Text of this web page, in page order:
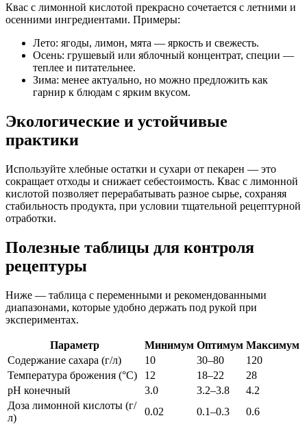
Квас с лимонной кислотой прекрасно сочетается с летними и
осенними ингредиентами. Примеры:
Лето: ягоды, лимон, мята — яркость и свежесть.
Осень: грушевый или яблочный концентрат, специи —
теплее и питательнее.
Зима: менее актуально, но можно предложить как
гарнир к блюдам с ярким вкусом.
Экологические и устойчивые
практики
Используйте хлебные остатки и сухари от пекарен — это
сокращает отходы и снижает себестоимость. Квас с лимонной
кислотой позволяет перерабатывать разное сырье, сохраняя
стабильность продукта, при условии тщательной рецептурной
отработки.
Полезные таблицы для контроля
рецептуры
Ниже — таблица с переменными и рекомендованными
диапазонами, которые удобно держать под рукой при
экспериментах.
Параметр Минимум Оптимум Максимум
Содержание сахара (г/л)
10 30–80
120
Температура брожения (°C)
12 18–22
28
pH конечный
3.0 3.2–3.8
4.2
Доза лимонной кислоты (г/
л)
0.02 0.1–0.3 0.6